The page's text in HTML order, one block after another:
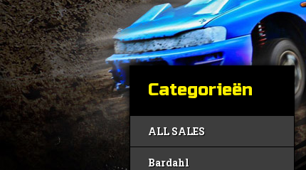
Categorieën
ALL SALES
Bardahl